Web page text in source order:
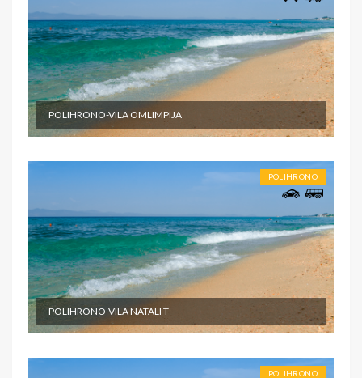
POLIHRONO-VILA OMLIMPIJA
POLIHRONO
POLIHRONO-VILA NATALI T
POLIHRONO